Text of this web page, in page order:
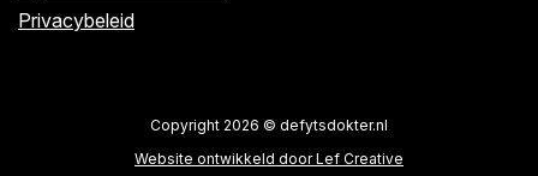
Privacybeleid
Copyright 2026 © defytsdokter.nl
Website ontwikkeld door Lef Creative